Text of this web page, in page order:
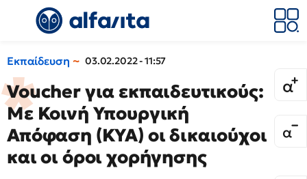
Εκπαίδευση 03.02.2022 - 11:57
Voucher για εκπαιδευτικούς:
Με Κοινή Υπουργική
Απόφαση (ΚΥΑ) οι δικαιούχοι
και οι όροι χορήγησης